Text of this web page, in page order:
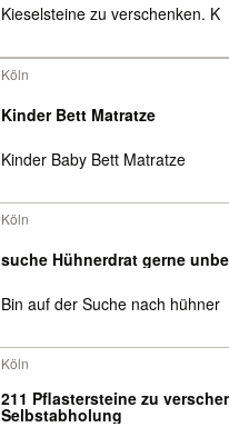
Kieselsteine zu verschenken. K
Köln
Kinder Bett Matratze
Kinder Baby Bett Matratze
Köln
suche Hühnerdrat
Bin auf der Suche nach hühner
Köln
211 Pflastersteine zu
Selbstabholung